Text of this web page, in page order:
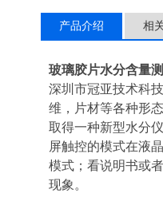
产品介绍 相
玻璃胶片水分含量
深圳市冠亚技术科
维，片材等各种形
取得一种新型水分
屏触控的模式在液
模式；看说明书或
现象。